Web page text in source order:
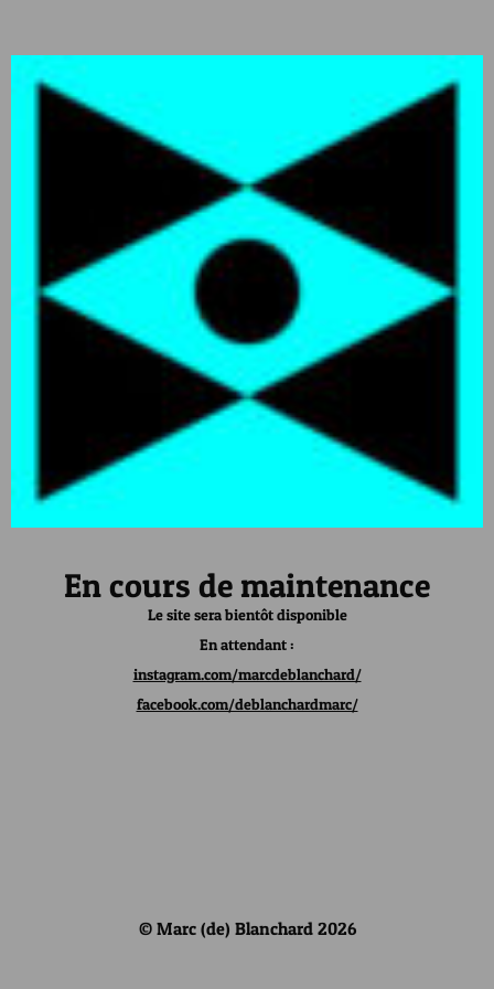
En cours de maintenance
Le site sera bientôt disponible
En attendant :
instagram.com/marcdeblanchard/
facebook.com/deblanchardmarc/
© Marc (de) Blanchard 2026